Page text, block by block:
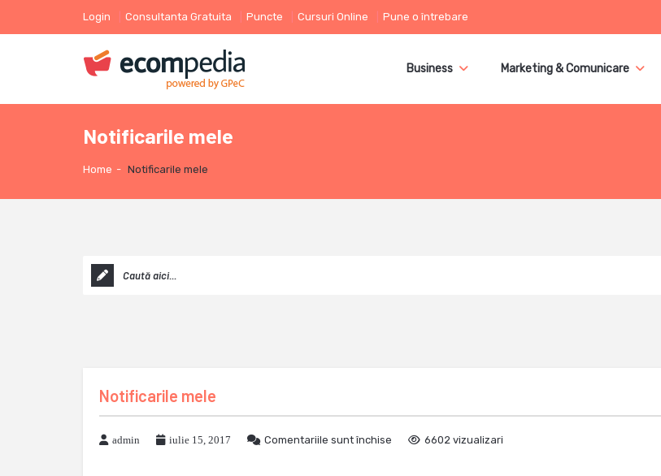
Login Consultanta Gratuita Puncte Cursuri Online Pune o întrebare
Business Marketing & Comunicare
Notificarile mele
Home - Notificarile mele
Notificarile mele
admin iulie 15, 2017 Comentariile sunt închise 6602 vizualizari